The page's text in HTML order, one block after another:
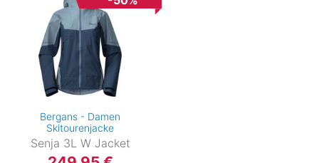
Bergans - Damen
Skitourenjacke
Senja 3L W Jacket